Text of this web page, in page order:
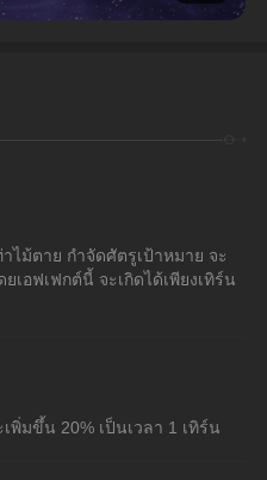
ไม้ตาย กำจัดศัตรูเป้าหมาย จะ
เอฟเฟกต์นี้ จะเกิดได้เพียงเทิร์น
พิ่มขึ้น 20% เป็นเวลา 1 เทิร์น